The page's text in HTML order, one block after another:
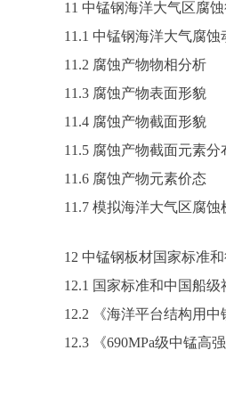
11 中锰钢海洋大气区腐
11.1 中锰钢海洋大气腐蚀
11.2 腐蚀产物物相分析
11.3 腐蚀产物表面形貌
11.4 腐蚀产物截面形貌
11.5 腐蚀产物截面元素分
11.6 腐蚀产物元素价态
11.7 模拟海洋大气区腐蚀
12 中锰钢板材国家标准
12.1 国家标准和中国船
12.2 《海洋平台结构用
12.3 《690MPa级中锰高